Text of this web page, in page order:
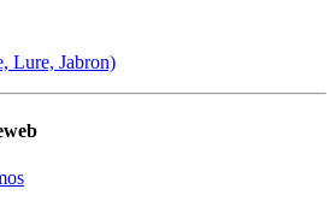
Lure, Jabron)